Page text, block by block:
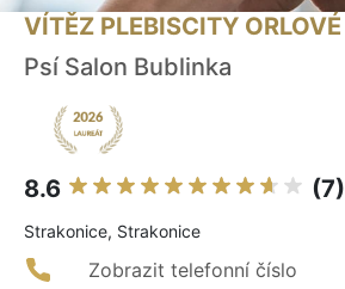
VÍTĚZ PLEBISCITY ORLOVÉ
Psí Salon Bublinka
8.6 (7)
Strakonice, Strakonice
Zobrazit telefonní číslo